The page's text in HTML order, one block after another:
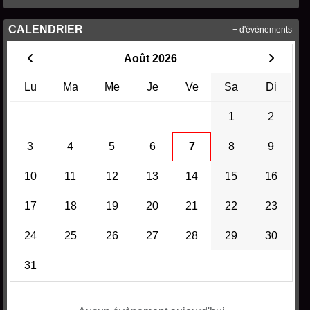
CALENDRIER
Août 2026
Lu Ma Me Je Ve Sa Di
1 2
3 4 5 6 7 8 9
10 11 12 13 14 15 16
17 18 19 20 21 22 23
24 25 26 27 28 29 30
31
+ d'évènements